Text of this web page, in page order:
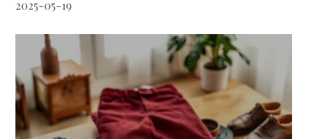
2025-05-19